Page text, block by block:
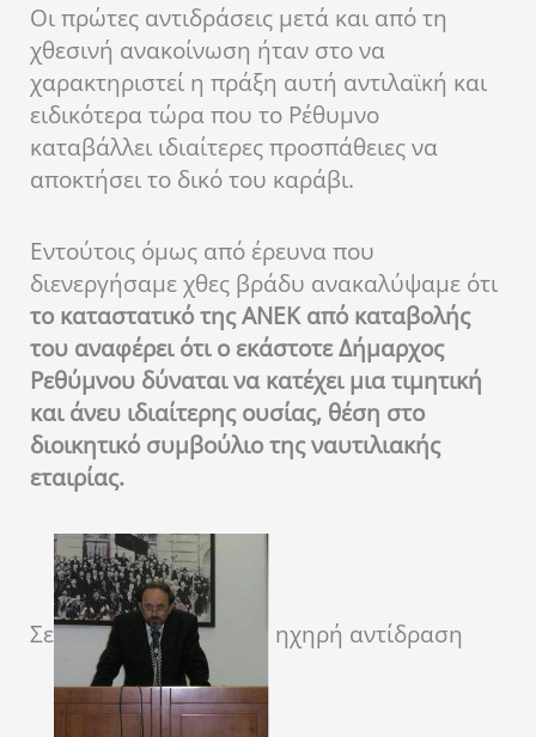
Οι πρώτες αντιδράσεις μετά και από τη
χθεσινή ανακοίνωση ήταν στο να
χαρακτηριστεί η πράξη αυτή αντιλαϊκή και
ειδικότερα τώρα που το Ρέθυμνο
καταβάλλει ιδιαίτερες προσπάθειες να
αποκτήσει το δικό του καράβι.
Εντούτοις όμως από έρευνα που
διενεργήσαμε χθες βράδυ ανακαλύψαμε ότι
το καταστατικό της ΑΝΕΚ από καταβολής
του αναφέρει ότι ο εκάστοτε Δήμαρχος
Ρεθύμνου δύναται να κατέχει μια τιμητική
και άνευ ιδιαίτερης ουσίας, θέση στο
διοικητικό συμβούλιο της ναυτιλιακής
εταιρίας.
Σε ηχηρή αντίδραση